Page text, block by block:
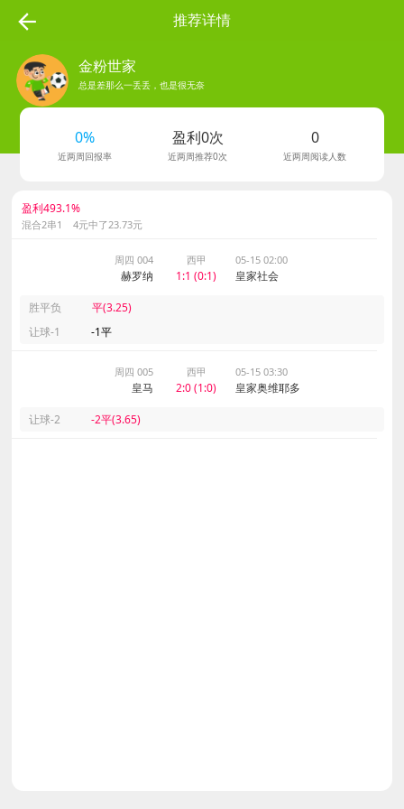
推荐详情
金粉世家
总是差那么一丢丢，也是很无奈
0%
近两周回报率
盈利0次
近两周推荐0次
0
近两周阅读人数
盈利493.1%
混合2串1 4元中了23.73元
周四 004
赫罗纳
西甲
1:1 (0:1)
05-15 02:00
皇家社会
胜平负
平(3.25)
让球-1
-1平
周四 005
皇马
西甲
2:0 (1:0)
05-15 03:30
皇家奥维耶多
让球-2 -2平(3.65)